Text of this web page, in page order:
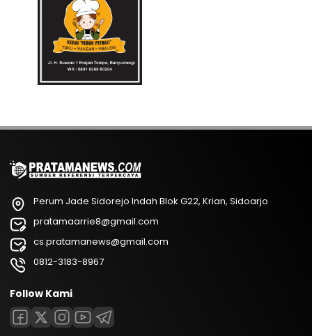
Perum Jade Sidorejo Indah Blok G22, Krian, Sidoarjo
pratamaarrie8@gmail.com
cs.pratamanews@gmail.com
0812-3183-8967
Follow Kami